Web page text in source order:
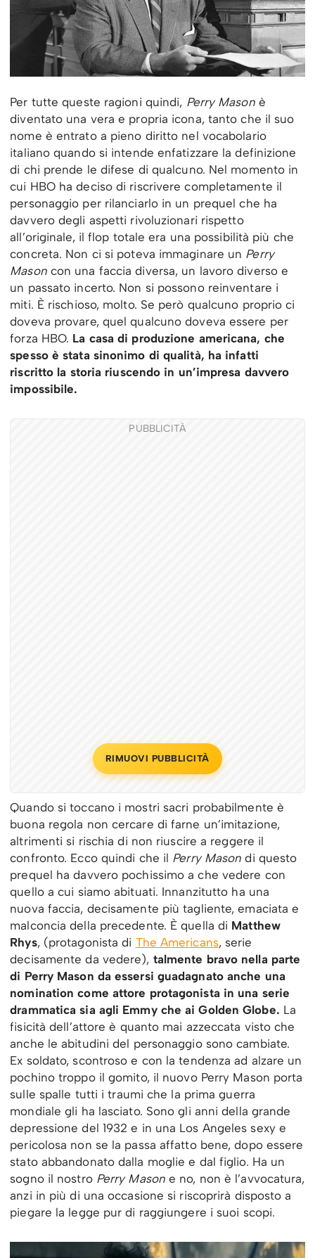
Per tutte queste ragioni quindi, Perry Masonè
diventato una vera e propria icona, tanto che il suo
nome è entrato a pieno diritto nel vocabolario
italiano quando si intende enfatizzare la definizione
di chi prende le difese di qualcuno. Nel momento in
cui HBO ha deciso di riscrivere completamente il
personaggio per rilanciarlo in un prequel che ha
davvero degli aspetti rivoluzionari rispetto
all’originale, il flop totale era una possibilità più che
concreta. Non ci si poteva immaginare un Perry
Mason con una faccia diversa, un lavoro diverso e
un passato incerto. Non si possono reinventare i
miti. È rischioso, molto. Se però qualcuno proprio ci
doveva provare, quel qualcuno doveva essere per
forza HBO. La casa di produzione americana, che
spesso è stata sinonimo di qualità, ha infatti
riscritto la storia riuscendo in un’impresa davvero
impossibile.
PUBBLICITÀ
RIMUOVI PUBBLICITÀ
Quando si toccano i mostri sacri probabilmente è
buona regola non cercare di farne un’imitazione,
altrimenti si rischia di non riuscire a reggere il
confronto. Ecco quindi che il Perry Mason di questo
prequel ha davvero pochissimo a che vedere con
quello a cui siamo abituati. Innanzitutto ha una
nuova faccia, decisamente più tagliente, emaciata e
malconcia della precedente. È quella di Matthew
Rhys, (protagonista di The Americans, serie
decisamente da vedere), talmente bravo nella parte
di Perry Mason da essersi guadagnato anche una
nomination come attore protagonista in una serie
drammatica sia agli Emmy che ai Golden Globe. La
fisicità dell’attore è quanto mai azzeccata visto che
anche le abitudini del personaggio sono cambiate.
Ex soldato, scontroso e con la tendenza ad alzare un
pochino troppo il gomito, il nuovo Perry Mason porta
sulle spalle tutti i traumi che la prima guerra
mondiale gli ha lasciato. Sono gli anni della grande
depressione del 1932 e in una Los Angeles sexy e
pericolosa non se la passa affatto bene, dopo essere
stato abbandonato dalla moglie e dal figlio. Ha un
sogno il nostro Perry Masone no, non è l’avvocatura,
anzi in più di una occasione si riscoprirà disposto a
piegare la legge pur di raggiungere i suoi scopi.